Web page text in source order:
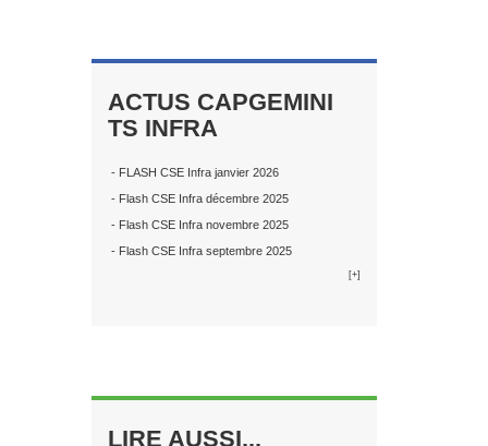
ACTUS CAPGEMINI
TS INFRA
- FLASH CSE Infra janvier 2026
- Flash CSE Infra décembre 2025
- Flash CSE Infra novembre 2025
- Flash CSE Infra septembre 2025
[+]
LIRE AUSSI...